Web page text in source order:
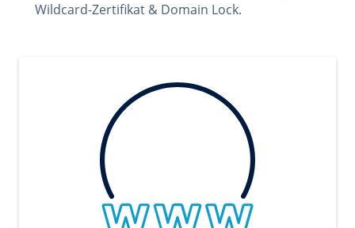
Wildcard-Zertifikat & Domain Lock.